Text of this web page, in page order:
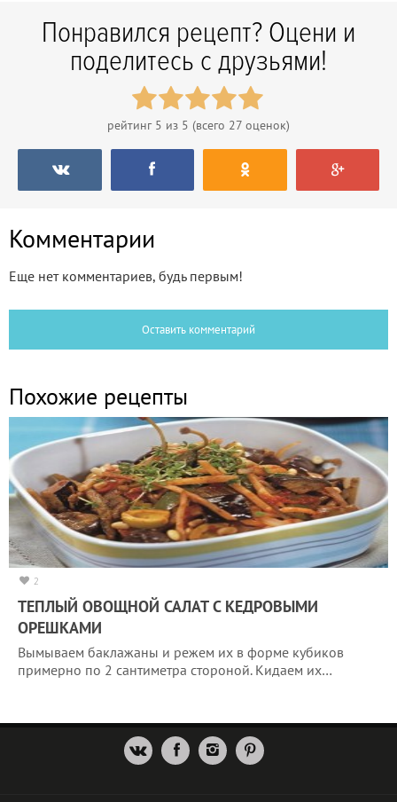
Понравился рецепт? Оцени и
поделитесь с друзьями!
рейтинг 5 из 5 (всего 27 оценок)
Комментарии
Еще нет комментариев, будь первым!
Оставить комментарий
Похожие рецепты
2
ТЕПЛЫЙ ОВОЩНОЙ САЛАТ С КЕДРОВЫМИ
ОРЕШКАМИ
Вымываем баклажаны и режем их в форме кубиков
примерно по 2 сантиметра стороной. Кидаем их…